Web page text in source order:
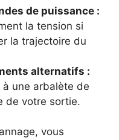
de puissance :
la tension si
la trajectoire du
alternatifs :
une arbalète de
de votre sortie.
vous